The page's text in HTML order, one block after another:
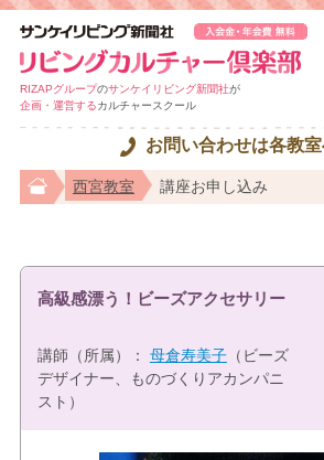
RIZAPグループのサンケイリビング新聞社が
企画・運営するカルチャースクール
お問い合わせは各教
西宮教室 講座お申し込み
高級感漂う！ビーズアクセサリー
講師（所属）： 母倉寿美子（ビーズ
デザイナー、ものづくりアカンパニ
スト）